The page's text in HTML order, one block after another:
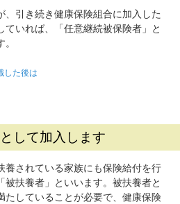
、引き続き健康保険組合に加入した
ていれば、「任意継続被保険者」と
した後は
して加入します
養されている家族にも保険給付を行
被扶養者」といいます。被扶養者と
たしていることが必要で、健康保険